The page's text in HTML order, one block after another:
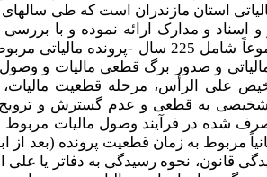
و اسناد و مدارک ارائه نموده و با بررسی
و صدور برگ قطعی مالیات و وصول
علی الرأس، مرحله قطعیت مالیات،
تشخیصی به قطعی و عدم گسترش و ترویج
صرف شده در فرآیند وصول مالیات مربوط
مربوط به زمان قطعیت پرونده (بعد از
نحوه رسیدگی به دفاتر یا علی